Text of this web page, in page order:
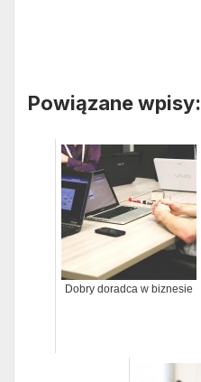
Powiązane wpisy:
Dobry doradca w biznesie